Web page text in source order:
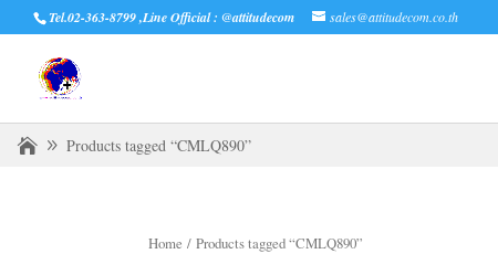
Tel.02-363-8799 ,Line Official : @attitudecom sales@attitudecom.co.th
Products tagged “CMLQ890”
Home / Products tagged “CMLQ890”